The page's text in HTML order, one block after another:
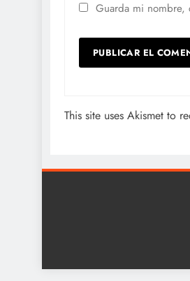
Guarda mi nombre,
This site uses Akismet to